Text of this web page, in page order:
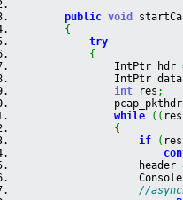
public void
{
try
{
IntPtr hdr
IntPtr
int res ;
pcap_pkthdr
while
( (
{
if
(
header
Console
//